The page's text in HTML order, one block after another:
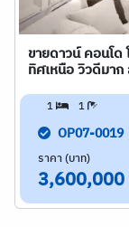
ขายดาวน์ คอนโด
ทิศเหนือ วิวดีมาก
1 1
OP07-0019
ราคา (บาท)
3,600,000